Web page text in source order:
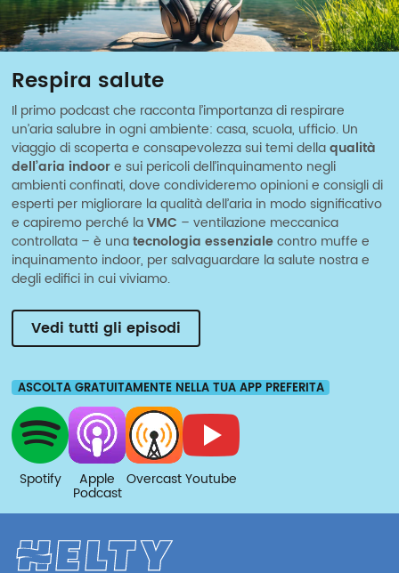
Respira salute
Il primo podcast che racconta l’importanza di respirare
un’aria salubre in ogni ambiente: casa, scuola, ufficio. Un
viaggio di scoperta e consapevolezza sui temi dellaqualità
dell’aria indoore sui pericoli dell’inquinamento negli
ambienti confinati, dove condivideremo opinioni e consigli di
esperti per migliorare la qualità dell’aria in modo significativo
e capiremo perché laVMC – ventilazione meccanica
controllata – è unatecnologia essenzialecontro muffe e
inquinamento indoor, per salvaguardare la salute nostra e
degli edifici in cui viviamo.
Vedi tutti gli episodi
ASCOLTA GRATUITAMENTE NELLA TUA APP PREFERITA
Spotify Apple
Podcast
OvercastYoutube